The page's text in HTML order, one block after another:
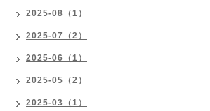
2025-08（1）
2025-07（2）
2025-06（1）
2025-05（2）
2025-03（1）